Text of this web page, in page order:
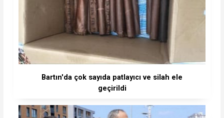
Bartın'da çok sayıda patlayıcı ve silah ele
geçirildi